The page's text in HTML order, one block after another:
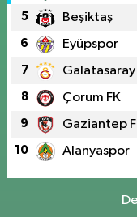
5 Beşiktaş
6 Eyüpspor
7 Galatasaray
8 Çorum FK
9 Gaziantep
10 Alanyaspor